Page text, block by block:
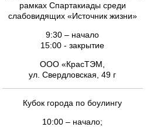
рамках Спартакиады среди
слабовидящих «Источник жизни»
9:30 – начало
15:00 - закрытие
ООО «КрасТЭМ,
ул. Свердловская, 49 г
Кубок города по боулингу
10:00 – начало;